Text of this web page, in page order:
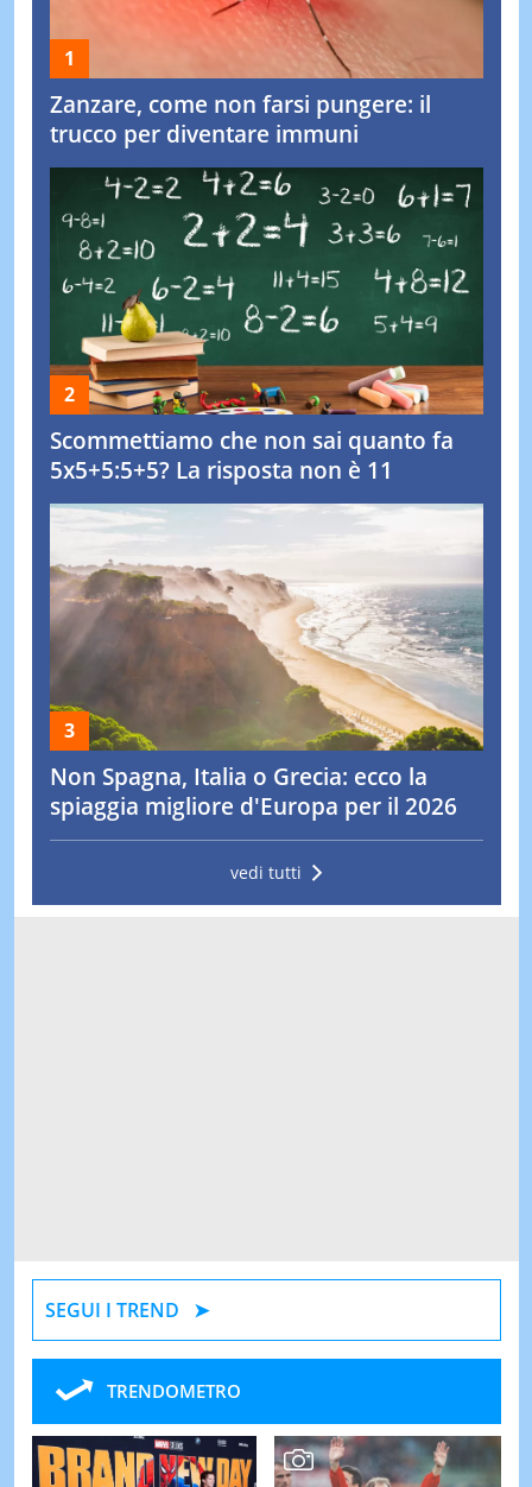
Zanzare, come non farsi pungere: il
trucco per diventare immuni
Scommettiamo che non sai quanto fa
5x5+5:5+5? La risposta non è 11
Non Spagna, Italia o Grecia: ecco la
spiaggia migliore d'Europa per il 2026
vedi tutti
SEGUI I TREND
TRENDOMETRO